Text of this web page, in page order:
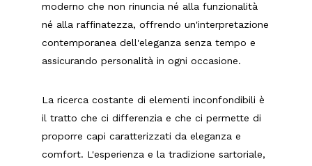
moderno che non rinuncia né alla funzionalità
né alla raffinatezza, offrendo un'interpretazione
contemporanea dell'eleganza senza tempo e
assicurando personalità in ogni occasione.
La ricerca costante di elementi inconfondibili è
il tratto che ci differenzia e che ci permette di
proporre capi caratterizzati da eleganza e
comfort. L'esperienza e la tradizione sartoriale,